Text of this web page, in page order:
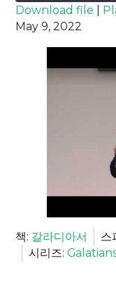
SHARE
Download file
May 9, 2022
책: 갈라디아서 스
시리즈: